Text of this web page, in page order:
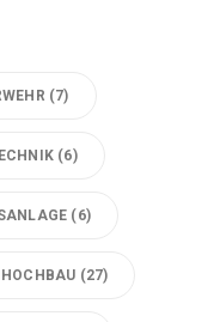
(7)
(6)
(6)
HOCHBAU (27)